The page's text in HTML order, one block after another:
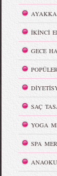
İKİNCİ
GECE
SAÇ
YOGA
SPA